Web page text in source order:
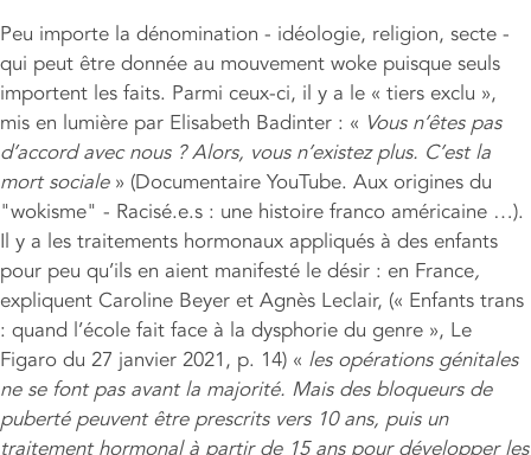
Peu importe la dénomination - idéologie, religion, secte -
qui peut être donnée au mouvement woke puisque seuls
importent les faits. Parmi ceux-ci, il y a le « tiers exclu »,
mis en lumière par Elisabeth Badinter : « Vous n’êtes pas
d’accord avec nous ? Alors, vous n’existez plus. C’est la
mort sociale» (Documentaire YouTube. Aux origines du
"wokisme" - Racisé.e.s : une histoire franco américaine …).
Il y a les traitements hormonaux appliqués à des enfants
pour peu qu’ils en aient manifesté le désir : en France,
expliquent Caroline Beyer et Agnès Leclair, (« Enfants trans
: quand l’école fait face à la dysphorie du genre », Le
Figaro du 27 janvier 2021, p. 14) « les opérations génitales
ne se font pas avant la majorité. Mais des bloqueurs de
puberté peuvent être prescrits vers 10 ans, puis un
traitement hormonal à partir de 15 ans pour développer les